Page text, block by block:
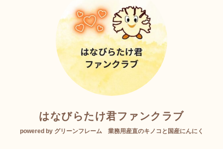
はなびらたけ君ファンクラブ
powered by グリーンフレーム 業務用産直のキノコと国産にんにく